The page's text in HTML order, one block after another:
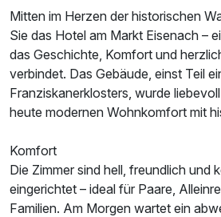
Ausstattung
Für 4 Tage
Mitten im Herzen der historischen
Sie das Hotel am Markt Eisenach –
das Geschichte, Komfort und
verbindet. Das Gebäude, einst Teil
Franziskanerklosters, wurde
heute modernen Wohnkomfort mit
Komfort
Die Zimmer sind hell, freundlich und
eingerichtet – ideal für Paare,
Familien. Am Morgen wartet ein